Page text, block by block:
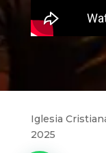
Iglesia
2025